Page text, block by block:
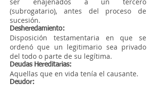
(subrogatario), antes del proceso de
sucesión.
Desheredamiento:
Disposición testamentaria en que se
ordenó que un legitimario sea privado
del todo o parte de su legítima.
Deudas Hereditarias:
Aquellas que en vida tenía el causante.
Deudor: